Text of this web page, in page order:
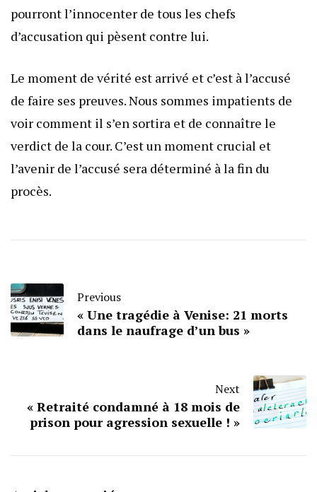
pourront l’innocenter de tous les chefs
d’accusation qui pèsent contre lui.
Le moment de vérité est arrivé et c’est à l’accusé
de faire ses preuves. Nous sommes impatients de
voir comment il s’en sortira et de connaître le
verdict de la cour. C’est un moment crucial et
l’avenir de l’accusé sera déterminé à la fin du
procès.
Previous
« Une tragédie à Venise: 21 morts
dans le naufrage d’un bus »
Next
« Retraité condamné à 18 mois de
prison pour agression sexuelle ! »